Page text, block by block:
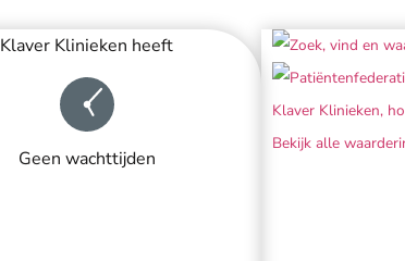
Klaver Klinieken heeft
Geen wachttijden
Klaver Klinieken,
Bekijk alle